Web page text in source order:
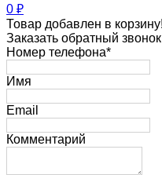
0 ₽
Товар добавлен в корзину!
Заказать обратный звонок
Номер телефона*
Имя
Email
Комментарий